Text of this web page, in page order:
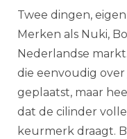
Twee dingen,
Merken als Nuki,
Nederlandse
die eenvoudig
geplaatst, maar
dat de cilinder
keurmerk draagt.